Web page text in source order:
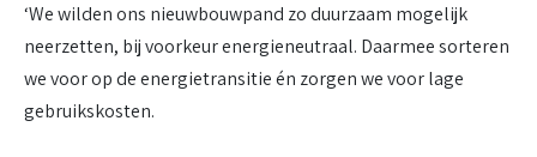
‘We wilden ons nieuwbouwpand zo duurzaam mogelijk
neerzetten, bij voorkeur energieneutraal. Daarmee sorteren
we voor op de energietransitie én zorgen we voor lage
gebruikskosten.